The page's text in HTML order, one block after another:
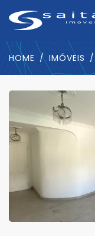
HOME IMÓVEIS